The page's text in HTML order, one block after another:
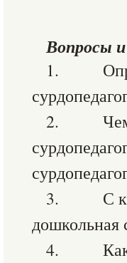
Вопросы
1.
2. Чем
3. С
дошкольная
4. Какие